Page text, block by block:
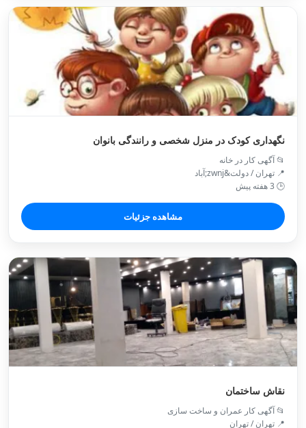
نگهداری کودک در منزل شخصی و رانندگی بانوان
📂 آگهی کار در خانه
📍 تهران / دولت&zwnj;آباد
🕒 3 هفته پیش
مشاهده جزئیات
نقاش ساختمان
📂 آگهی کار عمران و ساخت سازی
📍 تهران / تهران